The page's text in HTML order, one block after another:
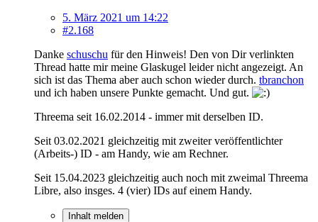
5. März 2021 um 14:22
#2.168
Danke schuschu für den Hinweis! Den von Dir verlinkten
Thread hatte mir meine Glaskugel leider nicht angezeigt. An
sich ist das Thema aber auch schon wieder durch. tbranchon
und ich haben unsere Punkte gemacht. Und gut.
Threema seit 16.02.2014 - immer mit derselben ID.
Seit 03.02.2021 gleichzeitig mit zweiter veröffentlichter
(Arbeits-) ID - am Handy, wie am Rechner.
Seit 15.04.2023 gleichzeitig auch noch mit zweimal Threema
Libre, also insges. 4 (vier) IDs auf einem Handy.
Inhalt melden